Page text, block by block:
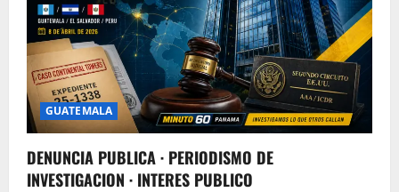
GUATEMALA
DENUNCIA PUBLICA · PERIODISMO DE
INVESTIGACION · INTERES PUBLICO